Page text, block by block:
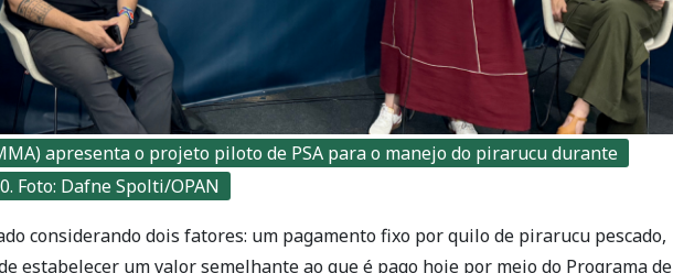
apresenta o projeto piloto de PSA para o manejo do pirarucu durante
Foto: Dafne Spolti/OPAN
considerando dois fatores: um pagamento fixo por quilo de pirarucu pescado,
estabelecer um valor semelhante ao que é pago hoje por meio do Programa de